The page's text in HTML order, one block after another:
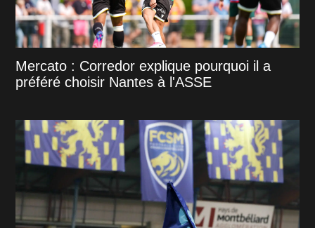
Mercato : Corredor explique pourquoi il a
préféré choisir Nantes à l'ASSE